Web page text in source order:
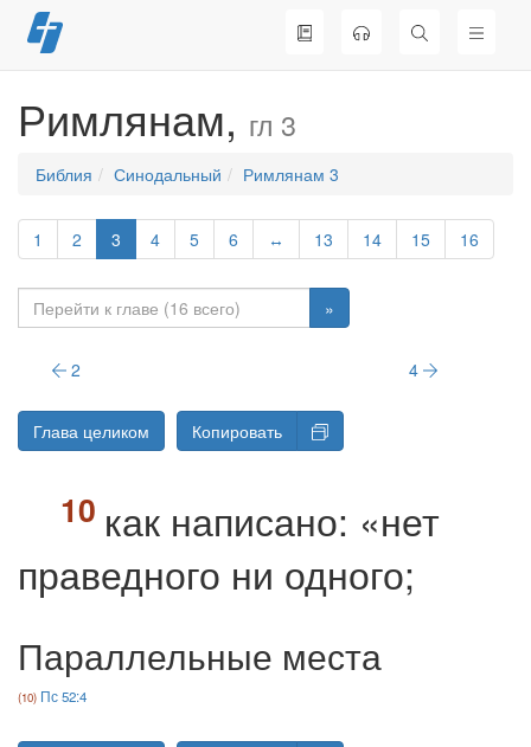
Перейти
к
Римлянам, гл 3
Библия Синодальный Римлянам 3
1 2 3 4 5 6 ↔ 13 14 15 16
»
2 4
Глава целиком Копировать
как написано: «нет
праведного ни одного;
Параллельные места
Пс 52:4